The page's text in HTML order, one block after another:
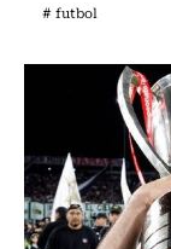
# futbol